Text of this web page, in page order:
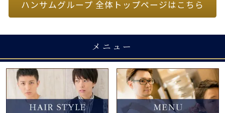
ハンサムグループ 全体トップページはこちら
メニュー